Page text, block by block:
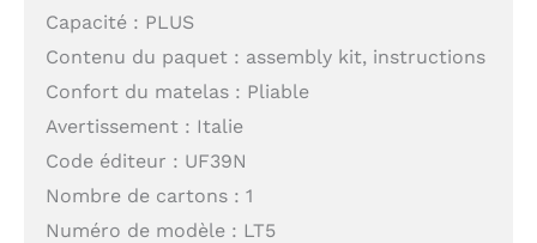
Capacité : PLUS
Contenu du paquet : assembly kit, instructions
Confort du matelas : Pliable
Avertissement : Italie
Code éditeur : UF39N
Nombre de cartons : 1
Numéro de modèle : LT5